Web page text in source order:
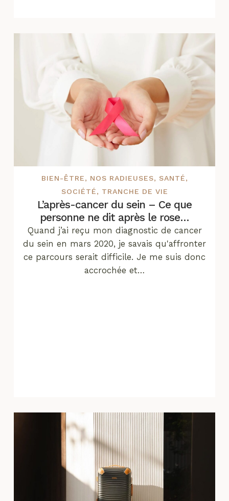
BIEN-ÊTRE, NOS RADIEUSES, SANTÉ,
SOCIÉTÉ, TRANCHE DE VIE
L’après-cancer du sein – Ce que
personne ne dit après le rose…
Quand j’ai reçu mon diagnostic de cancer
du sein en mars 2020, je savais qu'affronter
ce parcours serait difficile. Je me suis donc
accrochée et…